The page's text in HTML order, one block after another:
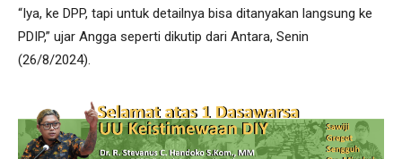
“Iya, ke DPP, tapi untuk detailnya bisa ditanyakan langsung ke
PDIP,” ujar Angga seperti dikutip dari Antara, Senin
(26/8/2024).